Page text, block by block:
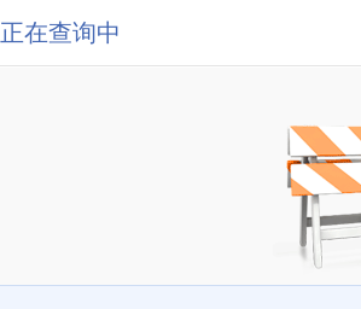
正在查询中